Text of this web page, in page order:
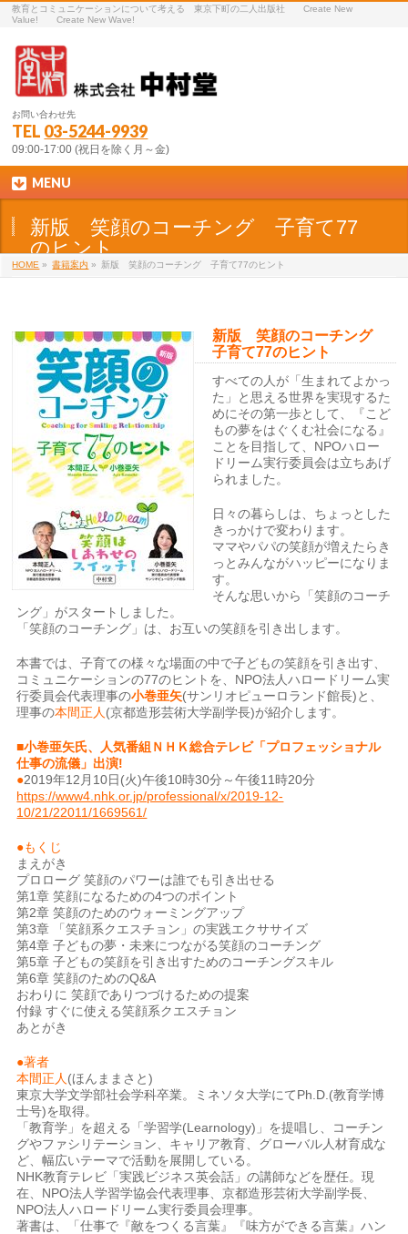
教育とコミュニケーションについて考える 東京下町の二人出版社 Create New
Value! Create New Wave!
お問い合わせ先
TEL 03-5244-9939
09:00-17:00 (祝日を除く月～金)
MENU
新版 笑顔のコーチング 子育て77
のヒント
HOME » 書籍案内 » 新版 笑顔のコーチング 子育て77のヒント
新版 笑顔のコーチング
子育て77のヒント
すべての人が「生まれてよかっ
た」と思える世界を実現するた
めにその第一歩として、『こど
もの夢をはぐくむ社会になる』
ことを目指して、NPOハロー
ドリーム実行委員会は立ちあげ
られました。
日々の暮らしは、ちょっとした
きっかけで変わります。
ママやパパの笑顔が増えたらき
っとみんながハッピーになりま
す。
そんな思いから「笑顔のコーチ
ング」がスタートしました。
「笑顔のコーチング」は、お互いの笑顔を引き出します。
本書では、子育ての様々な場面の中で子どもの笑顔を引き出す、
コミュニケーションの77のヒントを、NPO法人ハロードリーム実
行委員会代表理事の小巻亜矢(サンリオピューロランド館長)と、
理事の本間正人 (京都造形芸術大学副学長)が紹介します。
■小巻亜矢氏、人気番組ＮＨＫ総合テレビ「プロフェッショナル
仕事の流儀」出演!
●2019年12月10日(火)午後10時30分～午後11時20分
https://www4.nhk.or.jp/professional/x/2019-12-
10/21/22011/1669561/
●もくじ
まえがき
プロローグ 笑顔のパワーは誰でも引き出せる
第1章 笑顔になるための4つのポイント
第2章 笑顔のためのウォーミングアップ
第3章 「笑顔系クエスチョン」の実践エクササイズ
第4章 子どもの夢・未来につながる笑顔のコーチング
第5章 子どもの笑顔を引き出すためのコーチングスキル
第6章 笑顔のためのQ&A
おわりに 笑顔でありつづけるための提案
付録 すぐに使える笑顔系クエスチョン
あとがき
●著者
本間正人 (ほんままさと)
東京大学文学部社会学科卒業。ミネソタ大学にてPh.D.(教育学博
士号)を取得。
「教育学」を超える「学習学(Learnology)」を提唱し、コーチン
グやファシリテーション、キャリア教育、グローバル人材育成な
ど、幅広いテーマで活動を展開している。
NHK教育テレビ「実践ビジネス英会話」の講師などを歴任。現
在、NPO法人学習学協会代表理事、京都造形芸術大学副学長、
NPO法人ハロードリーム実行委員会理事。
著書は、「仕事で『敵をつくる言葉』『味方ができる言葉』ハン